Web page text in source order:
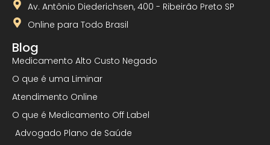
Av. Antônio Diederichsen, 400 - Ribeirão Preto SP
Online para Todo Brasil
Blog
Medicamento Alto Custo Negado
O que é uma Liminar
Atendimento Online
O que é Medicamento Off Label
Advogado Plano de Saúde